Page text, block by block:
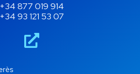
+34 877 019 914
+34 93 121 53 07